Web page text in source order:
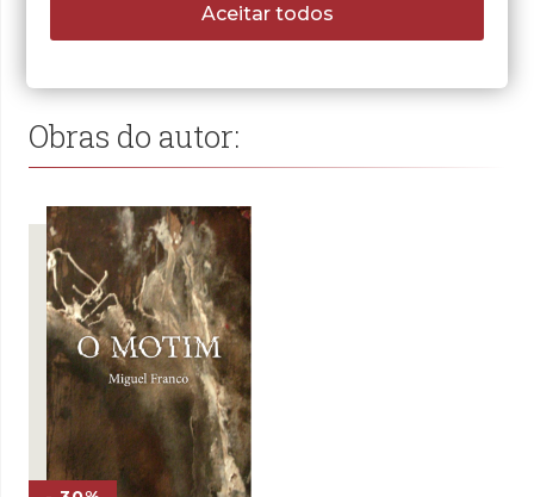
velho Mercado de Sant’Ana.
Obras do autor:
Aceitar todos